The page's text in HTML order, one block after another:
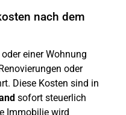
nach dem
einer Wohnung
oder
Diese Kosten sind in
sofort steuerlich
Immobilie wird